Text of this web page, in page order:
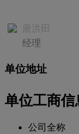
唐洪田
经理
单位地址
单位工商信
公司全称